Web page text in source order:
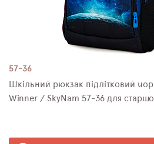
57-36
Шкільний рюкзак підлітковий
Winner / SkyNam 57-36 для